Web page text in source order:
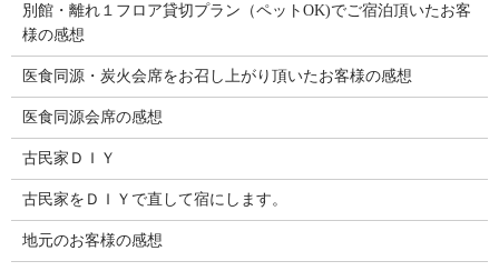
別館・離れ１フロア貸切プラン（ペットOK)でご宿泊頂いたお客
様の感想
医食同源・炭火会席をお召し上がり頂いたお客様の感想
医食同源会席の感想
古民家ＤＩＹ
古民家をＤＩＹで直して宿にします。
地元のお客様の感想